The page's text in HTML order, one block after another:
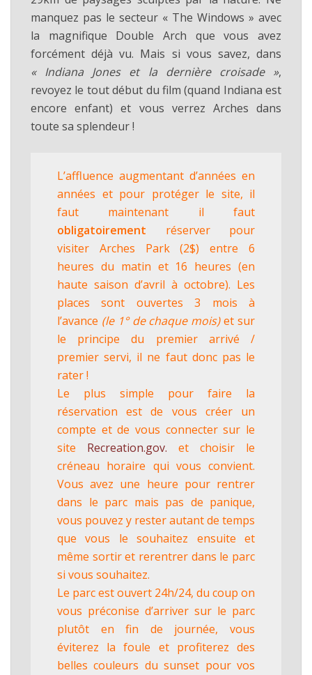
manquez pas le secteur « The Windows » avec
la magnifique Double Arch que vous avez
forcément déjà vu. Mais si vous savez, dans
« Indiana Jones et la dernière croisade »,
revoyez le tout début du film (quand Indiana est
encore enfant) et vous verrez Arches dans
toute sa splendeur !
L’affluence augmentant d’années en
années et pour protéger le site, il
faut maintenant il faut
obligatoirement réserver pour
visiter Arches Park (2$) entre 6
heures du matin et 16 heures (en
haute saison d’avril à octobre). Les
places sont ouvertes 3 mois à
l’avance (le 1° de chaque mois)et sur
le principe du premier arrivé /
premier servi, il ne faut donc pas le
rater !
Le plus simple pour faire la
réservation est de vous créer un
compte et de vous connecter sur le
site Recreation.gov. et choisir le
créneau horaire qui vous convient.
Vous avez une heure pour rentrer
dans le parc mais pas de panique,
vous pouvez y rester autant de temps
que vous le souhaitez ensuite et
même sortir et rerentrer dans le parc
si vous souhaitez.
Le parc est ouvert 24h/24, du coup on
vous préconise d’arriver sur le parc
plutôt en fin de journée, vous
éviterez la foule et profiterez des
belles couleurs du sunset pour vos